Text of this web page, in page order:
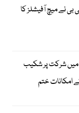
نے میچ آفیشلز کا
میں شرکت پر شکیب
امکانات ختم